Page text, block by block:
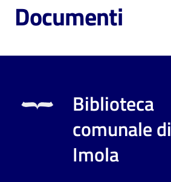
Cosa
fare
Scopri
Documenti
Biblioteca
comunale di
Imola